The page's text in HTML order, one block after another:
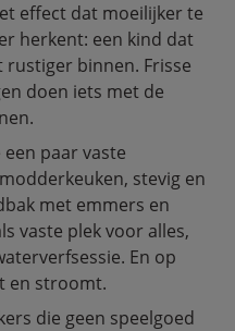
effect dat moeilijker te
herkent: een kind dat
binnen. Frisse
doen iets met de
paar vaste
stevig en
met emmers en
vaste plek voor alles,
En op
en stroomt.
die geen speelgoed